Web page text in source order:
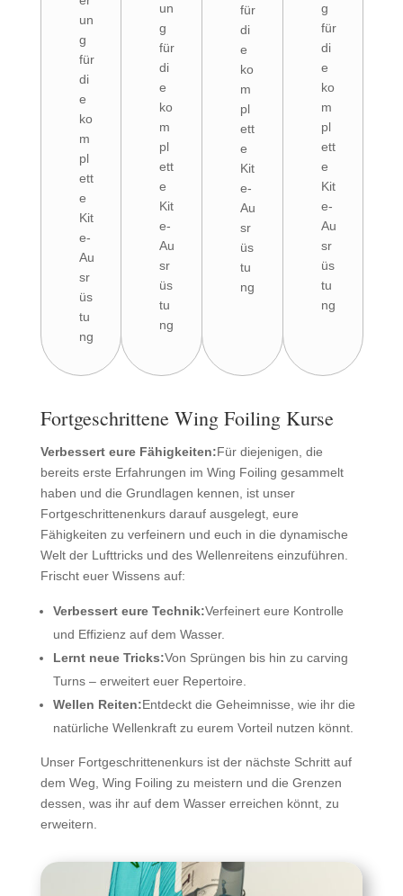
un
g
für
di
e
ko
m
pl
ett
e
Kit
e-
Au
sr
üs
tu
ng
un
g
für
di
e
ko
m
pl
ett
e
Kit
e-
Au
sr
üs
tu
ng
für
di
e
ko
m
pl
ett
e
Kit
e-
Au
sr
üs
tu
ng
g
für
di
e
ko
m
pl
ett
e
Kit
e-
Au
sr
üs
tu
ng
Fortgeschrittene Wing Foiling Kurse
Verbessert eure Fähigkeiten:Für diejenigen, die
bereits erste Erfahrungen im Wing Foiling gesammelt
haben und die Grundlagen kennen, ist unser
Fortgeschrittenenkurs darauf ausgelegt, eure
Fähigkeiten zu verfeinern und euch in die dynamische
Welt der Lufttricks und des Wellenreitens einzuführen.
Frischt euer Wissens auf:
Verbessert eure Technik:Verfeinert eure Kontrolle
und Effizienz auf dem Wasser.
Lernt neue Tricks:Von Sprüngen bis hin zu carving
Turns – erweitert euer Repertoire.
Wellen Reiten:Entdeckt die Geheimnisse, wie ihr die
natürliche Wellenkraft zu eurem Vorteil nutzen könnt.
Unser Fortgeschrittenenkurs ist der nächste Schritt auf
dem Weg, Wing Foiling zu meistern und die Grenzen
dessen, was ihr auf dem Wasser erreichen könnt, zu
erweitern.